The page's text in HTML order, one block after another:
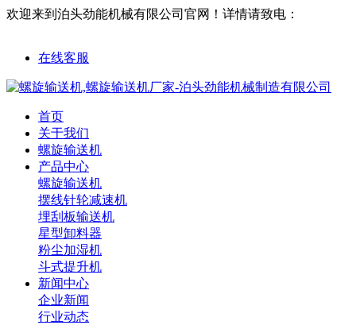
欢迎来到泊头劲能机械有限公司官网！ 详情请致电：
在线客服
首页
关于我们
螺旋输送机
产品中心
螺旋输送机
摆线针轮减速机
埋刮板输送机
星型卸料器
粉尘加湿机
斗式提升机
新闻中心
企业新闻
行业动态